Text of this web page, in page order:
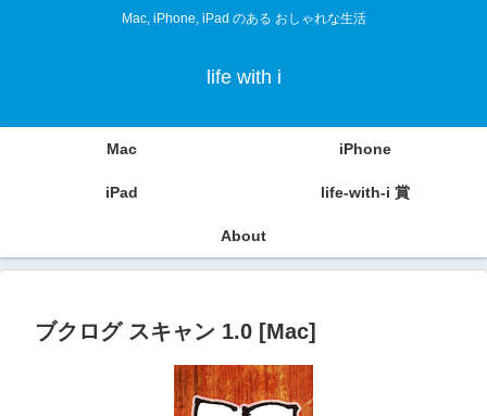
Mac, iPhone, iPad のある おしゃれな生活
life with i
Mac iPhone
iPad life-with-i 賞
About
ブクログ スキャン 1.0 [Mac]